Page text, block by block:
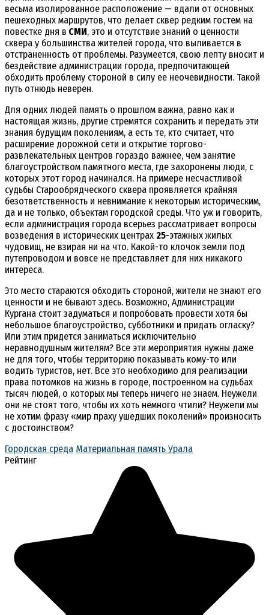
весьма изолированное расположение — вдали от основных
пешеходных маршрутов, что делает сквер редким гостем на
повестке дня в СМИ, это и отсутствие знаний о ценности
сквера у большинства жителей города, что выливается в
отстраненность от проблемы. Разумеется, свою лепту вносит и
бездействие администрации города, предпочитающей
обходить проблему стороной в силу ее неочевидности. Такой
путь отнюдь неверен.
Для одних людей память о прошлом важна, равно как и
настоящая жизнь, другие стремятся сохранить и передать эти
знания будущим поколениям, а есть те, кто считает, что
расширение дорожной сети и открытие торгово-
развлекательных центров гораздо важнее, чем занятие
благоустройством памятного места, где захоронены люди, с
которых этот город начинался. На примере несчастливой
судьбы Старообрядческого сквера проявляется крайняя
безответственность и невнимание к некоторым историческим,
да и не только, объектам городской среды. Что уж и говорить,
если администрация города всерьез рассматривает вопросы
возведения в исторических центрах 25-этажных жилых
чудовищ, не взирая ни на что. Какой-то клочок земли под
путепроводом и вовсе не представляет для них никакого
интереса.
Это место стараются обходить стороной, жители не знают его
ценности и не бывают здесь. Возможно, Администрации
Кургана стоит задуматься и попробовать провести хотя бы
небольшое благоустройство, субботники и придать огласку?
Или этим придется заниматься исключительно
неравнодушным жителям? Все эти мероприятия нужны даже
не для того, чтобы территорию показывать кому-то или
водить туристов, нет. Все это необходимо для реализации
права потомков на жизнь в городе, построенном на судьбах
тысяч людей, о которых мы теперь ничего не знаем. Неужели
они не стоят того, чтобы их хоть немного чтили? Неужели мы
не хотим фразу «мир праху ушедших поколений» произносить
с достоинством?
Городская среда Материальная память Урала
Рейтинг